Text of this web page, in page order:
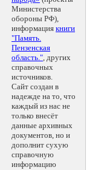
Министерства
обороны РФ),
информация книги
"Память.
Пензенская
область.", других
справочных
источников.
Сайт создан в
надежде на то, что
каждый из нас не
только внесёт
данные архивных
документов, но и
дополнит сухую
справочную
информацию